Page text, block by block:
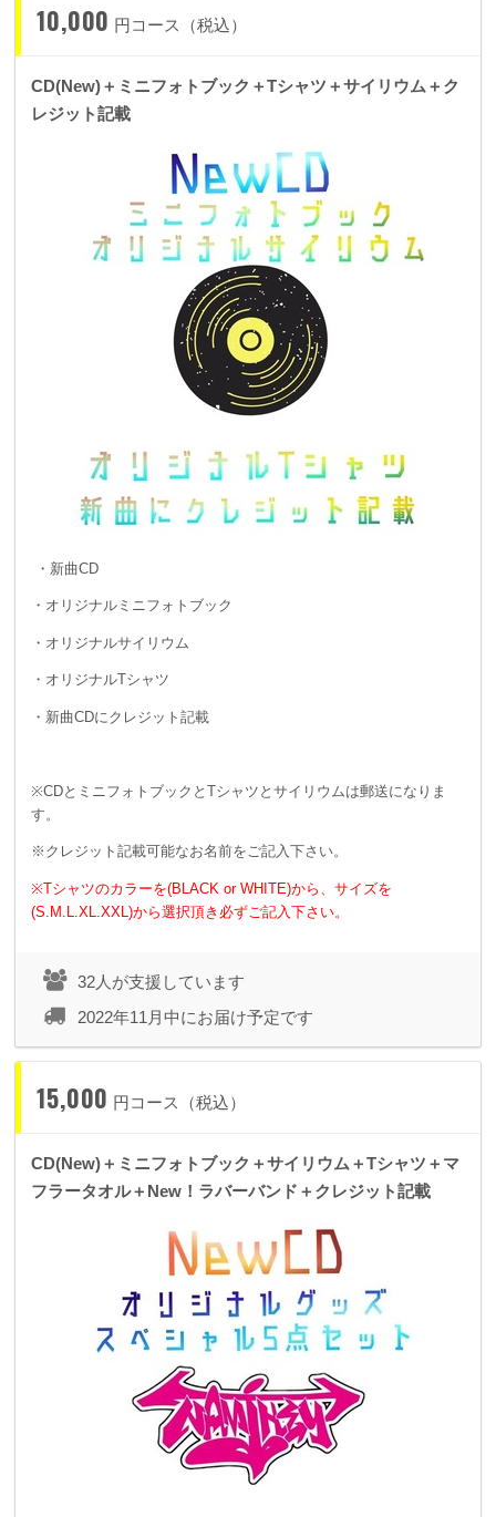
10,000 円コース（税込）
CD(New)＋ミニフォトブック＋Tシャツ＋サイリウム＋ク
レジット記載
・新曲CD
・オリジナルミニフォトブック
・オリジナルサイリウム
・オリジナルTシャツ
・新曲CDにクレジット記載
※CDとミニフォトブックとTシャツとサイリウムは郵送になりま
す。
※クレジット記載可能なお名前をご記入下さい。
※Tシャツのカラーを(BLACK or WHITE)から、サイズを
(S.M.L.XL.XXL)から選択頂き必ずご記入下さい。
32人が支援しています
2022年11月中にお届け予定です
15,000 円コース（税込）
CD(New)＋ミニフォトブック＋サイリウム＋Tシャツ＋マ
フラータオル＋New！ラバーバンド＋クレジット記載